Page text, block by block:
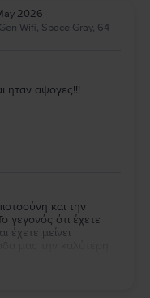
2026
Wifi, Space Gray, 64
ηταν αψογες!!!
και την
γεγονός ότι έχετε
έχετε μείνει
Σας ευχαριστούμε για
εξυπηρετήσουμε